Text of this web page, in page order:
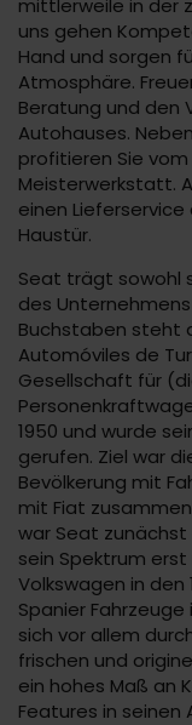
uns gehen
Hand und sorgen
Atmosphäre.
Beratung und den
Autohauses.
profitieren Sie
Meisterwerkstatt.
einen
Haustür.
Seat trägt sowohl
des
Buchstaben steht
Automóviles de
Gesellschaft für
1950 und wurde
gerufen. Ziel war
Bevölkerung mit
mit Fiat
war Seat
sein Spektrum
Volkswagen in
Spanier
sich vor allem
frischen und
ein hohes Maß an
Features in seinen